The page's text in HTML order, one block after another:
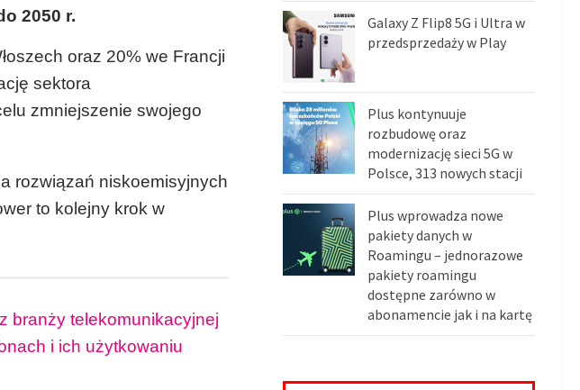
2050 r.
oraz 20% we Francji
sektora
zmniejszenie swojego
rozwiązań niskoemisyjnych
to kolejny krok w
branży telekomunikacyjnej
i ich użytkowaniu
Galaxy Z Flip8 5G i Ultra w
przedsprzedaży w Play
Plus kontynuuje
rozbudowę oraz
modernizację sieci 5G w
Polsce, 313 nowych stacji
Plus wprowadza nowe
pakiety danych w
Roamingu – jednorazowe
pakiety roamingu
dostępne zarówno w
abonamencie jak i na kartę